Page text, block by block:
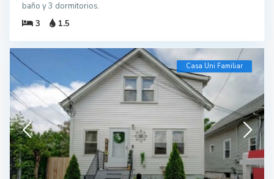
baño y 3 dormitorios.
3
1.5
Casa Uni Familiar